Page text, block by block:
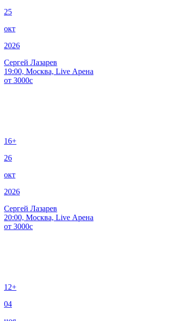
25
окт
2026
Сергей Лазарев
19:00, Москва, Live Арена
от 3000c
16+
26
окт
2026
Сергей Лазарев
20:00, Москва, Live Арена
от 3000c
12+
04